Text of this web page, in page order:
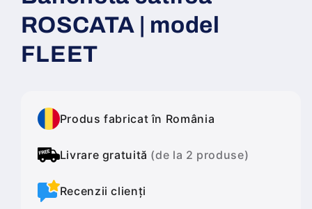
ROSCATA | model
FLEET
Produs fabricat în România
Livrare gratuită (de la 2 produse)
Recenzii clienți